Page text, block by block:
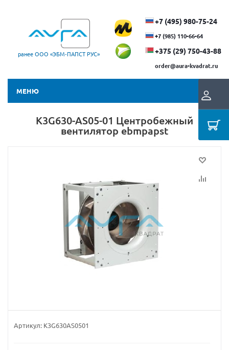
ранее ООО «ЭБМ‑ПАПСТ РУС»
+7 (495) 980-75-24
+7 (985) 110-66-64
+375 (29) ​750-43-88
order@aura-kvadrat.ru
МЕНЮ
K3G630-AS05-01 Центробежный
вентилятор ebmpapst
Артикул: K3G630AS0501